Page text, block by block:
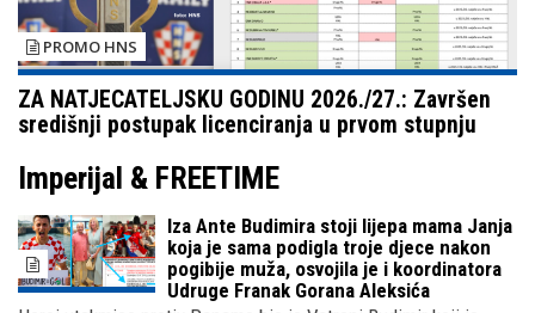
PROMO HNS
ZA NATJECATELJSKU GODINU 2026./27.: Završen
središnji postupak licenciranja u prvom stupnju
Imperijal & FREETIME
Iza Ante Budimira stoji lijepa mama Janja
koja je sama podigla troje djece nakon
pogibije muža, osvojila je i koordinatora
Udruge Franak Gorana Aleksića